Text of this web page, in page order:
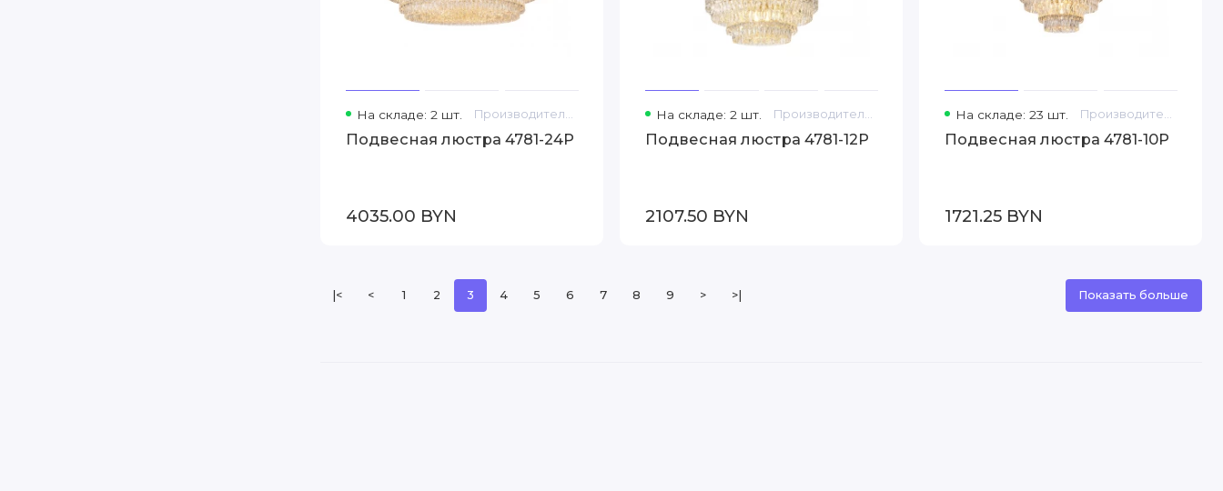
На складе: 2 шт. Производитель: Favourite
Подвесная люстра 4781-24P
4035.00 BYN
На складе: 2 шт. Производитель: Favourite
Подвесная люстра 4781-12P
2107.50 BYN
На складе: 23 шт. Производитель: Favourite
Подвесная люстра 4781-10P
1721.25 BYN
|< < 1 2 3 4 5 6 7 8 9 > >| Показать больше